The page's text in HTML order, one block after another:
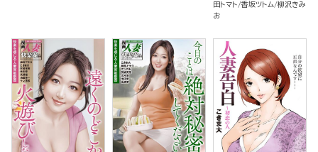
田トマト 香坂ツトム 柳沢きみ
お